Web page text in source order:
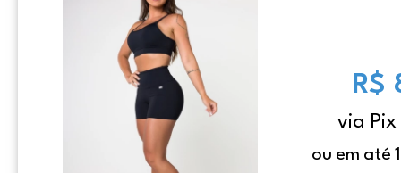
R$
via Pix
ou em até